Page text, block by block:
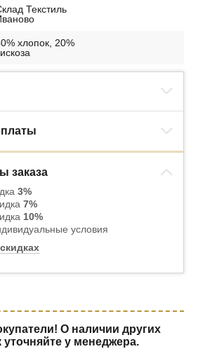
Текстиль
хлопок, 20%
заказа
3%
7%
10%
условия
О наличии других
уточняйте у менеджера.